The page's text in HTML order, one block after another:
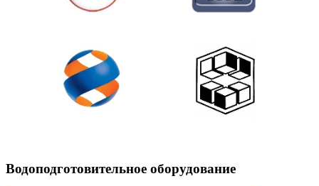
Водоподготовительное оборудование